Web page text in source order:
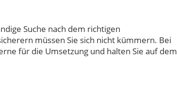
Suche nach dem richtigen
müssen Sie sich nicht kümmern. Bei
für die Umsetzung und halten Sie auf dem